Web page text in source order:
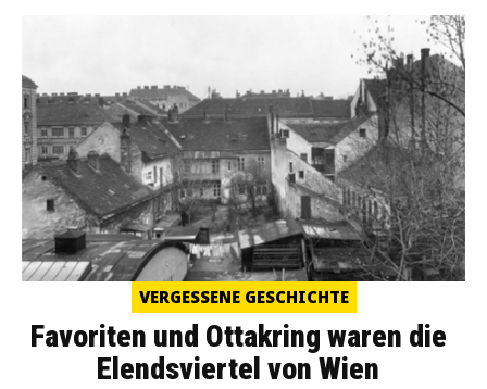
VERGESSENE GESCHICHTE
Favoriten und Ottakring waren die
Elendsviertel von Wien